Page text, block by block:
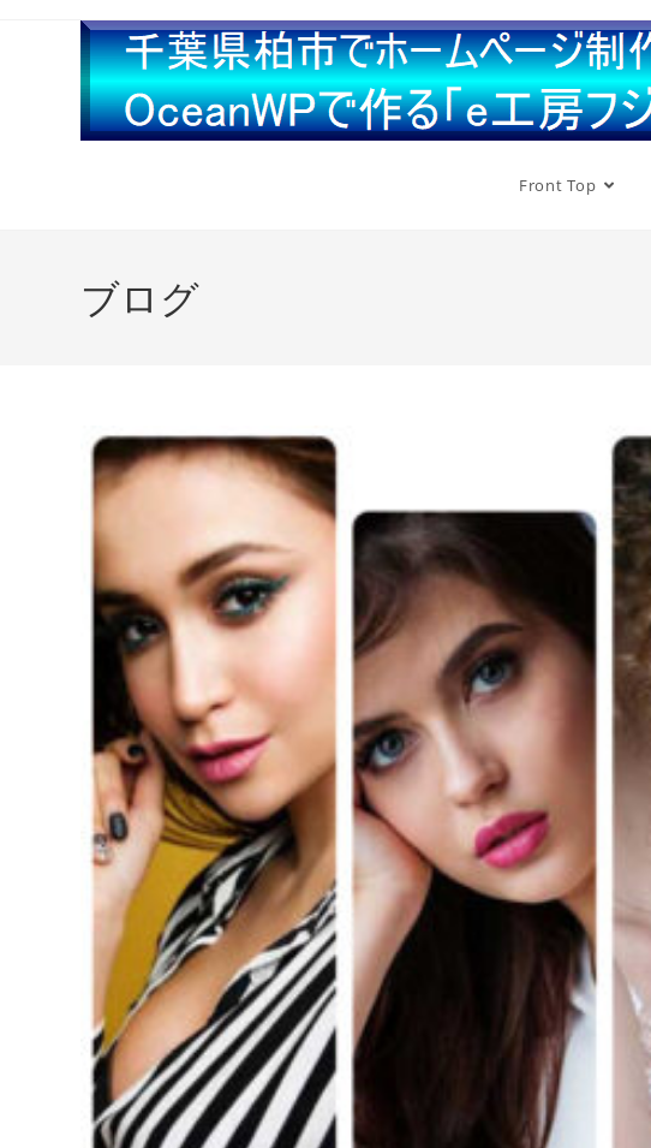
Front Top
ブログ